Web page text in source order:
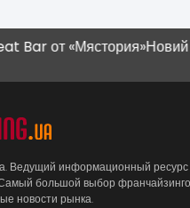
Новий магазин
Ведущий информационный ресурс
большой выбор
новости рынка.